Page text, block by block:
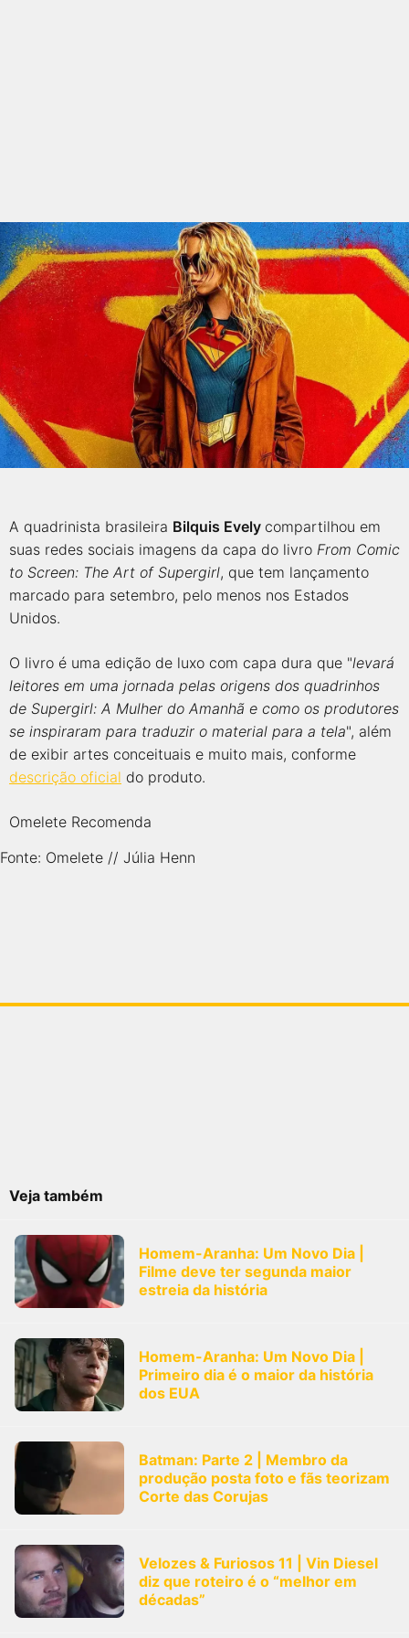
A quadrinista brasileira Bilquis Evely compartilhou em
suas redes sociais imagens da capa do livro From Comic
to Screen: The Art of Supergirl, que tem lançamento
marcado para setembro, pelo menos nos Estados
Unidos.
O livro é uma edição de luxo com capa dura que "levará
leitores em uma jornada pelas origens dos quadrinhos
de Supergirl: A Mulher do Amanhã e como os produtores
se inspiraram para traduzir o material para a tela", além
de exibir artes conceituais e muito mais, conforme
descrição oficial do produto.
Omelete Recomenda
Fonte: Omelete // Júlia Henn
Veja também
Homem-Aranha: Um Novo Dia |
Filme deve ter segunda maior
estreia da história
Homem-Aranha: Um Novo Dia |
Primeiro dia é o maior da história
dos EUA
Batman: Parte 2 | Membro da
produção posta foto e fãs teorizam
Corte das Corujas
Velozes & Furiosos 11 | Vin Diesel
diz que roteiro é o “melhor em
décadas”